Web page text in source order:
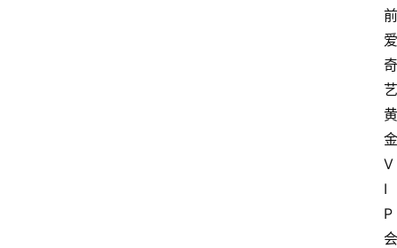
前
爱
奇
艺
黄
金
V
I
P
会